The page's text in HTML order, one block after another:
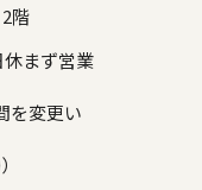
階
まず営業
を変更い